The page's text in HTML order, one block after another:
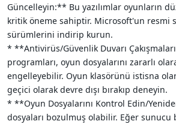
Güncelleyin:** Bu yazılımlar oyunların
kritik öneme sahiptir. Microsoft'un resmi
sürümlerini indirip kurun.
* **Antivirüs/Güvenlik Duvarı
programları, oyun dosyalarını zararlı
engelleyebilir. Oyun klasörünü istisna
geçici olarak devre dışı bırakıp deneyin.
* **Oyun Dosyalarını Kontrol Edin/
dosyaları bozulmuş olabilir. Eğer sunucu